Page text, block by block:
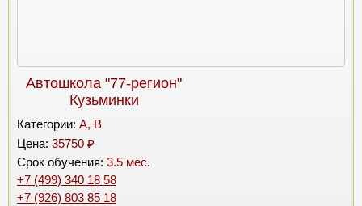
Автошкола "77-регион"
Кузьминки
Категории: A, B
Цена: 35750 ₽
Срок обучения: 3.5 мес.
+7 (499) 340 18 58
+7 (926) 803 85 18